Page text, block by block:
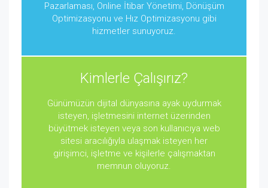
Pazarlaması, Online İtibar Yönetimi, Dönüşüm
Optimizasyonu ve Hız Optimizasyonu gibi
hizmetler sunuyoruz.
Kimlerle Çalışırız?
Günümüzün dijital dünyasına ayak uydurmak
isteyen, işletmesini internet üzerinden
büyütmek isteyen veya son kullanıcıya web
sitesi aracılığıyla ulaşmak isteyen her
girişimci, işletme ve kişilerle çalışmaktan
memnun oluyoruz.